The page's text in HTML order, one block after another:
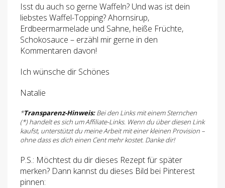
Isst du auch so gerne Waffeln? Und was ist dein
liebstes Waffel-Topping? Ahornsirup,
Erdbeermarmelade und Sahne, heiße Früchte,
Schokosauce – erzähl mir gerne in den
Kommentaren davon!
Ich wünsche dir Schönes
Natalie
*Transparenz-Hinweis:Bei den Links mit einem Sternchen
(*) handelt es sich um Affiliate-Links. Wenn du über diesen Link
kaufst, unterstützt du meine Arbeit mit einer kleinen Provision –
ohne dass es dich einen Cent mehr kostet. Danke dir!
P.S.: Möchtest du dir dieses Rezept für später
merken? Dann kannst du dieses Bild bei Pinterest
pinnen: